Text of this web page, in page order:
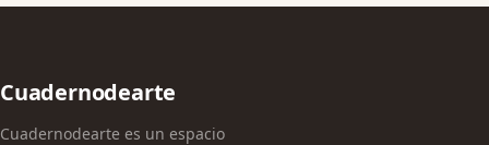
Cuadernodearte
Cuadernodearte es un espacio